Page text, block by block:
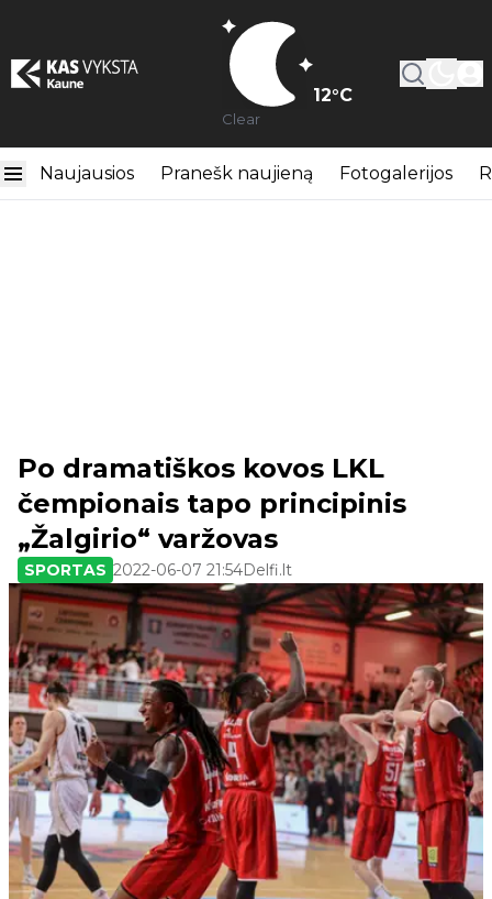
12°C
Clear
Naujausios Pranešk naujieną Fotogalerijos
Po dramatiškos kovos LKL
čempionais tapo principinis
„Žalgirio“ varžovas
SPORTAS 2022-06-07 21:54Delfi.lt